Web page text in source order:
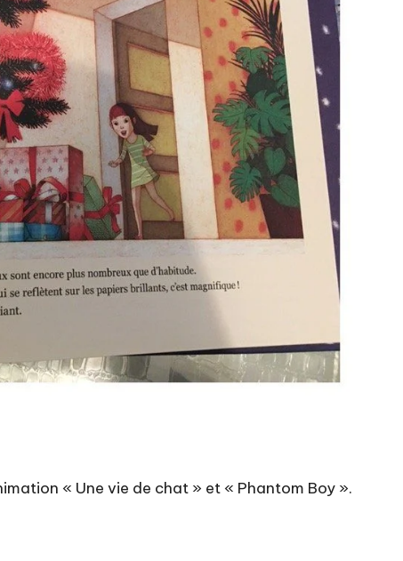
« Une vie de chat » et « Phantom Boy ».